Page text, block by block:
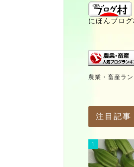
にほんブログ
農業・畜産ラ
注目記事
1